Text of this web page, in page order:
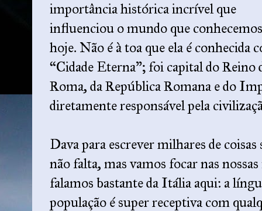
importância histórica incrível que
influenciou o mundo que conhecemos
hoje. Não é à toa que ela é conhecida
“Cidade Eterna”; foi capital do Reino
Roma, da República Romana e do
diretamente responsável pela
Dava para escrever milhares de
não falta, mas vamos focar nas
falamos bastante da Itália aqui: a
população é super receptiva com